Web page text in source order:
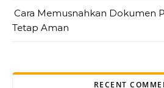
Cara Memusnahkan Dokumen
Tetap Aman
RECENT